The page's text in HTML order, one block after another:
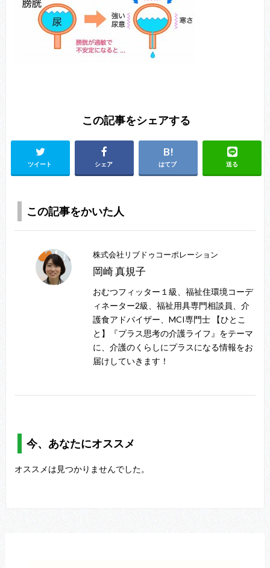
この記事をシェアする
ツイート シェア はてブ 送る
この記事をかいた人
株式会社リブドゥコーポレーション
岡崎 真規子
おむつフィッター１級、福祉住環境コーデ
ィネーター2級、福祉用具専門相談員、介
護食アドバイザー、MCI専門士 【ひとこ
と】『プラス思考の介護ライフ』をテーマ
に、介護のくらしにプラスになる情報をお
届けしていきます！
今、あなたにオススメ
オススメは見つかりませんでした。